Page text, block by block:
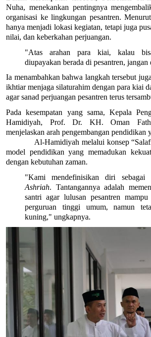
Nuha, menekankan pentingnya
organisasi ke lingkungan pesantren.
hanya menjadi lokasi kegiatan, tetapi juga
nilai, dan keberkahan perjuangan.
"Atas arahan para kiai, kalau bisa
diupayakan berada di pesantren,
Ia menambahkan bahwa langkah tersebut
ikhtiar menjaga silaturahim dengan para kiai
agar sanad perjuangan pesantren terus
Pada kesempatan yang sama, Kepala
Hamidiyah, Prof. Dr. KH. Oman
menjelaskan arah pengembangan
Al-Hamidiyah melalui konsep
model pendidikan yang memadukan
dengan kebutuhan zaman.
"Kami mendefinisikan diri sebagai
Ashriah. Tantangannya adalah
santri agar lulusan pesantren
perguruan tinggi umum, namun
kuning," ungkapnya.